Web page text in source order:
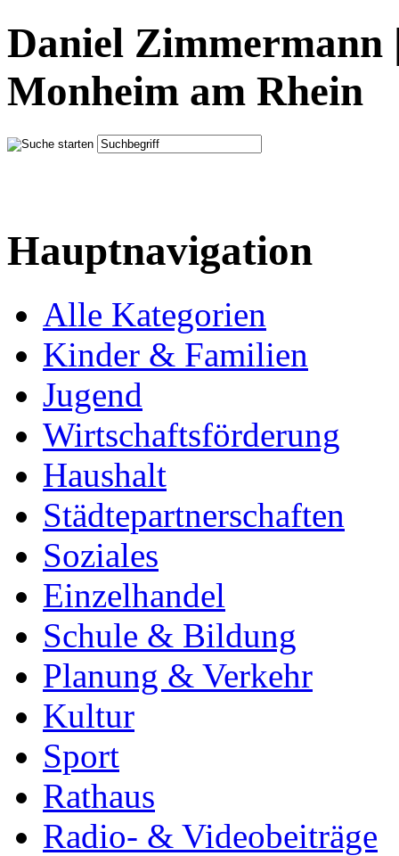
Daniel Zimmermann
Monheim am Rhein
Hauptnavigation
Alle Kategorien
Kinder & Familien
Jugend
Wirtschaftsförderung
Haushalt
Städtepartnerschaften
Soziales
Einzelhandel
Schule & Bildung
Planung & Verkehr
Kultur
Sport
Rathaus
Radio- & Videobeiträge